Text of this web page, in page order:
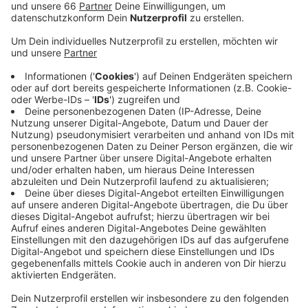
Veröffentlicht:Freitag, 02.07.2021 15:18
Anzeige
Bürki hatte daraufhin ein Privatjet gechartert - er
wollte einen Besichtigungstermin für eine Finca auf
Mallorca auf keinen Fall verpassen. Dieser Flug mit
dem Privatjet kostete 21.000 Euro - dieses Geld
sollte ihm Eurowings nun erstatten. Weil die Airline
nicht zahlen wollte, zog Bürki vor Gericht. Nach einem
ersten Verhandlungstermin gab es jetzt die
überraschende Einigung – und zwar außergerichtlich.
Eurowings dürfte dem BVB-Torhüter einen
wurden nicht bekannt. Das Verfahren ist damit